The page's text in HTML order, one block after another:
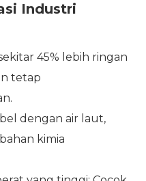
Industri
45% lebih ringan
tetap
dengan air laut,
kimia